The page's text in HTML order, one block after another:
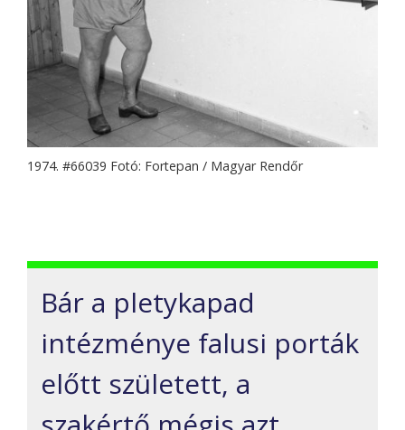
1974. #66039 Fotó: Fortepan / Magyar Rendőr
Bár a pletykapad
intézménye falusi porták
előtt született, a